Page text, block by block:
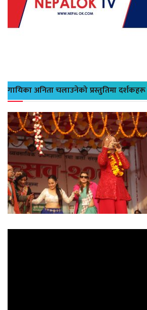
गायिका अनिता चलाउनेको प्रस्तुतिमा